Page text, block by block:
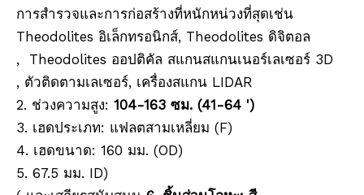
การสำรวจและการก่อสร้างที่หนักหน่วงที่สุดเช่น
Theodolites อิเล็กทรอนิกส์, Theodolites ดิจิตอล
, Theodolites ออปติคัล สแกนสแกนเนอร์เลเซอร์ 3D
, ตัวติดตามเลเซอร์, เครื่องสแกน LIDAR
2. ช่วงความสูง: 104-163 ซม. (41-64 ')
3. เฮดประเภท: แฟลตสามเหลี่ยม (F)
4. เฮดขนาด: 160 มม. (OD)
5. 67.5 มม. ID)